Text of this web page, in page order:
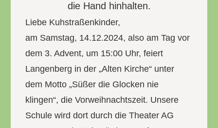
die Hand hinhalten.
Liebe Kuhstraßenkinder,
am Samstag, 14.12.2024, also am Tag vor
dem 3. Advent, um 15:00 Uhr, feiert
Langenberg in der „Alten Kirche“ unter
dem Motto „Süßer die Glocken nie
klingen“, die Vorweihnachtszeit. Unsere
Schule wird dort durch die Theater AG